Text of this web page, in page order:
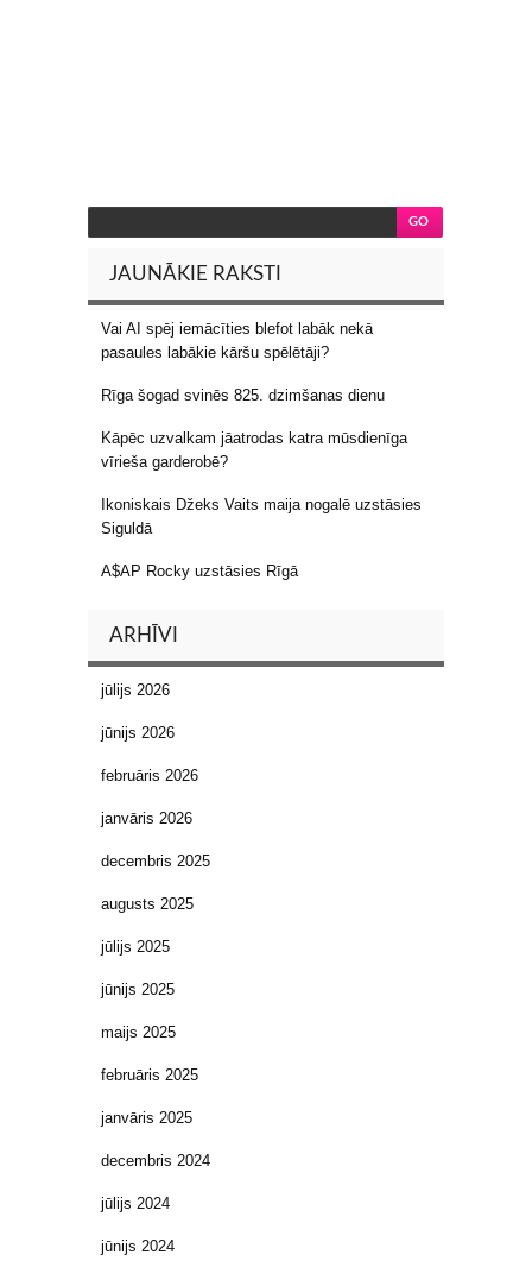
JAUNĀKIE RAKSTI
Vai AI spēj iemācīties blefot labāk nekā
pasaules labākie kāršu spēlētāji?
Rīga šogad svinēs 825. dzimšanas dienu
Kāpēc uzvalkam jāatrodas katra mūsdienīga
vīrieša garderobē?
Ikoniskais Džeks Vaits maija nogalē uzstāsies
Siguldā
A$AP Rocky uzstāsies Rīgā
ARHĪVI
jūlijs 2026
jūnijs 2026
februāris 2026
janvāris 2026
decembris 2025
augusts 2025
jūlijs 2025
jūnijs 2025
maijs 2025
februāris 2025
janvāris 2025
decembris 2024
jūlijs 2024
jūnijs 2024